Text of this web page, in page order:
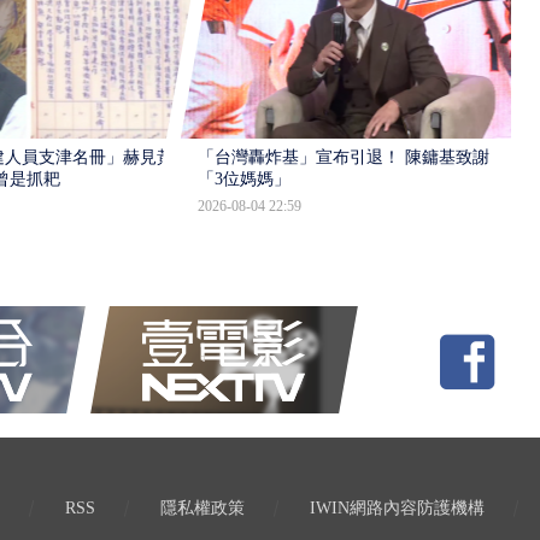
員支津名冊」赫見黃
是抓耙
「台灣轟炸基」宣布引退！ 陳鏞基致謝
「3位媽媽」
2026-08-04 22:59
RSS 隱私權政策 IWIN網路內容防護機構